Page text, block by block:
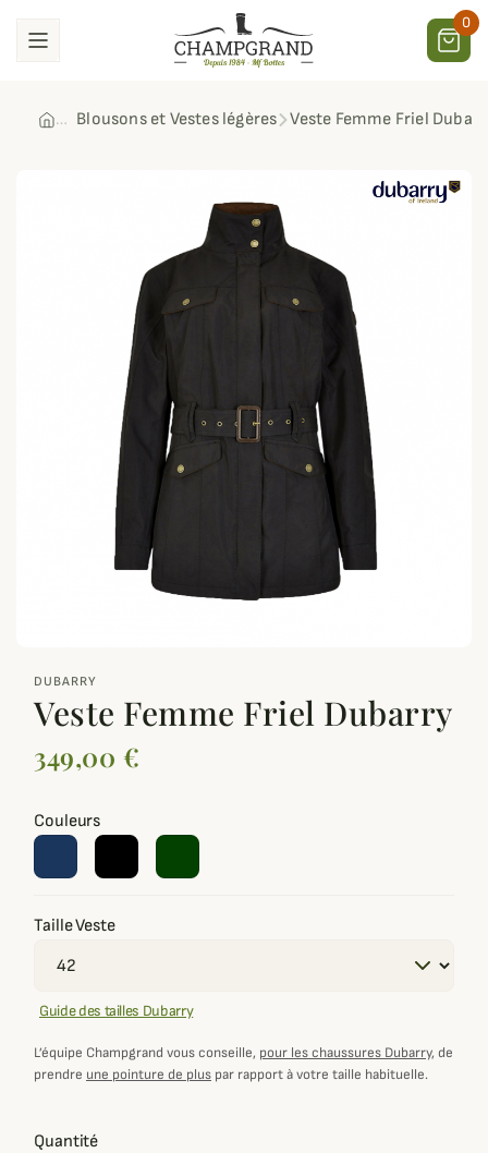
0
Blousons et Vestes légères Veste Femme Friel
DUBARRY
Veste Femme Friel Dubarry
349,00 €
Couleurs
Taille Veste
Guide des tailles Dubarry
L’équipe Champgrand vous conseille, pour les chaussures Dubarry, de
prendre une pointure de plus par rapport à votre taille habituelle.
Quantité